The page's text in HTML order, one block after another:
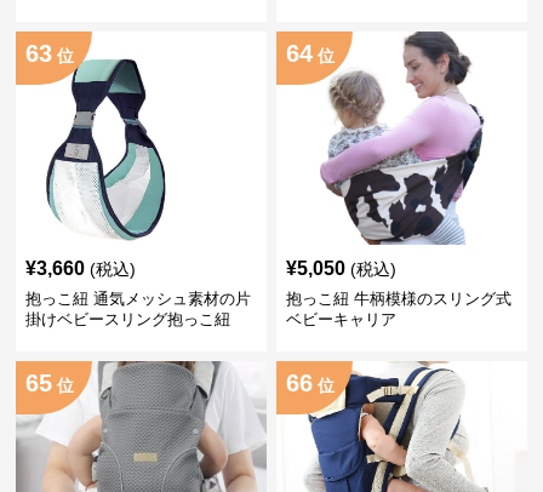
63 位
¥3,660 (税込)
抱っこ紐 通気メッシュ素材の片
掛けベビースリング抱っこ紐
64 位
¥5,050 (税込)
抱っこ紐 牛柄模様のスリング式
ベビーキャリア
65 位 66 位